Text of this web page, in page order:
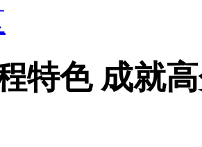
特色 成就